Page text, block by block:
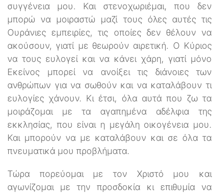
συγγένεια μου. Και στενοχωριέμαι, που δεν
μπορώ να μοιραστώ μαζί τους όλες αυτές τις
Ουράνιες εμπειρίες, τις οποίες δεν θέλουν να
ακούσουν, γιατί με θεωρούν αιρετική. Ο Κύριος
να τους ευλογεί και να κάνει χάρη, γιατί μόνο
Εκείνος μπορεί να ανοίξει τις διάνοιες των
ανθρώπων για να σωθούν και να καταλάβουν τι
ευλογίες χάνουν. Κι έτσι, όλα αυτά που ζω τα
μοιράζομαι με τα αγαπημένα αδέλφια της
εκκλησίας, που είναι η μεγάλη οικογένεια μου.
Και μπορούν να με καταλάβουν και σε όλα τα
πνευματικά μου προβλήματα.
Τώρα πορεύομαι με τον Χριστό μου και
αγωνίζομαι με την προσδοκία κι επιθυμία να